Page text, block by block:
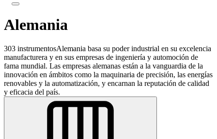
Alemania
303 instrumentosAlemania basa su poder industrial en su excelencia
manufacturera y en sus empresas de ingeniería y automoción de
fama mundial. Las empresas alemanas están a la vanguardia de la
innovación en ámbitos como la maquinaria de precisión, las energías
renovables y la automatización, y encarnan la reputación de calidad
y eficacia del país.